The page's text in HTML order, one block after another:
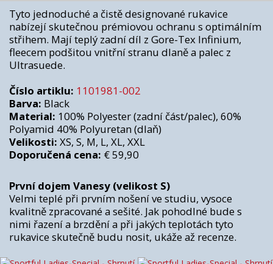
Tyto jednoduché a čistě designované rukavice
nabízejí skutečnou prémiovou ochranu s optimálním
střihem. Mají teplý zadní díl z Gore-Tex Infinium,
fleecem podšitou vnitřní stranu dlaně a palec z
Ultrasuede.
Číslo artiklu: 1101981-002
Barva: Black
Material: 100% Polyester (zadní část/palec), 60%
Polyamid 40% Polyuretan (dlaň)
Velikosti: XS, S, M, L, XL, XXL
Doporučená cena: € 59,90
První dojem Vanesy (velikost S)
Velmi teplé při prvním nošení ve studiu, vysoce
kvalitně zpracované a sešité. Jak pohodlné bude s
nimi řazení a brzdění a při jakých teplotách tyto
rukavice skutečně budu nosit, ukáže až recenze.